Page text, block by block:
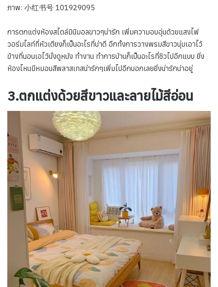
ภาพ: 小红书号 101929095
การตกแต่งห้องสไตล์มินิมอลขาวๆน่ารัก เพิ่มความอบอุ่นด้วยแสงไฟ
วอร์มไลท์ที่หัวเตียงก็เป็นอะไรที่น่าดี อีกทั้งการวางพรมสีขาวนุ่มเอาไว้
ข้างที่นอนเอไว้นั่งดูหนัง ทำงาน ทำการบ้านก็เป็นอะไรที่ชิวไปอีกแบบ ยิ่ง
ห้องไหนมีหมอนสีพลาสเทสน่ารักๆเพิ่มไปอีกบอกเลยยิ่งน่ารักน่าอยู่
3.ตกแต่งด้วยสีขาวและลายไม้สีอ่อน